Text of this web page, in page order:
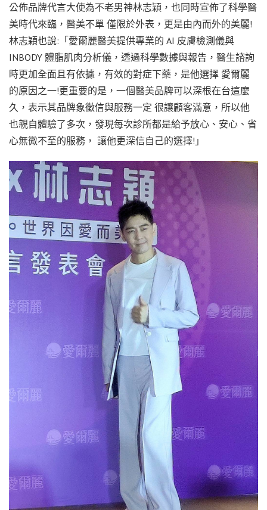
公佈品牌代言大使為不老男神林志穎，也同時宣佈了科學醫
美時代來臨，醫美不單 僅限於外表，更是由內而外的美麗!
林志穎也說:「愛爾麗醫美提供專業的 AI 皮膚檢測儀與
INBODY 體脂肌肉分析儀，透過科學數據與報告，醫生諮詢
時更加全面且有依據，有效的對症下藥，是他選擇 愛爾麗
的原因之一!更重要的是，一個醫美品牌可以深根在台這麼
久，表示其品牌象徵信與服務一定 很讓顧客滿意，所以他
也親自體驗了多次，發現每次診所都是給予放心、安心、省
心無微不至的服務， 讓他更深信自己的選擇!」